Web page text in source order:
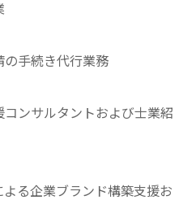
の手続き代行業務
ンサルタントおよび士業紹
る企業ブランド構築支援お